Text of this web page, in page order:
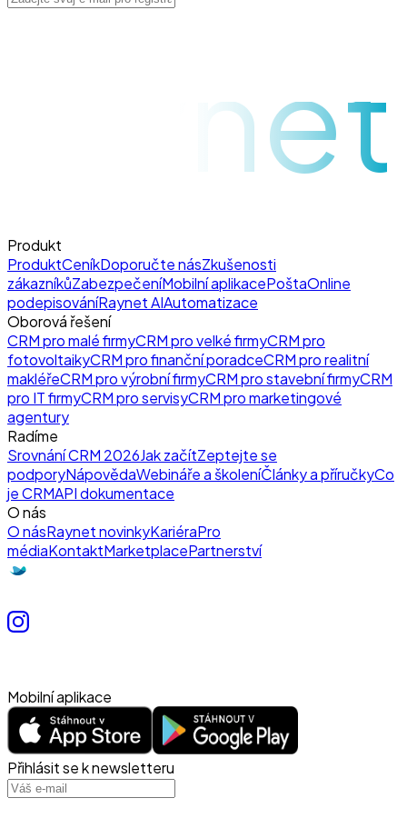
raynet
Produkt
ProduktCeníkDoporučte násZkušenosti
zákazníkůZabezpečeníMobilní aplikacePoštaOnline
podepisováníRaynet AIAutomatizace
Oborová řešení
CRM pro malé firmyCRM pro velké firmyCRM pro
fotovoltaikyCRM pro finanční poradceCRM pro realitní
makléřeCRM pro výrobní firmyCRM pro stavební firmyCRM
pro IT firmyCRM pro servisyCRM pro marketingové
agentury
Radíme
Srovnání CRM 2026Jak začítZeptejte se
podporyNápovědaWebináře a školeníČlánky a příručkyCo
je CRMAPI dokumentace
O nás
O násRaynet novinkyKariéraPro
médiaKontaktMarketplacePartnerství
Mobilní aplikace
Přihlásit se k newsletteru